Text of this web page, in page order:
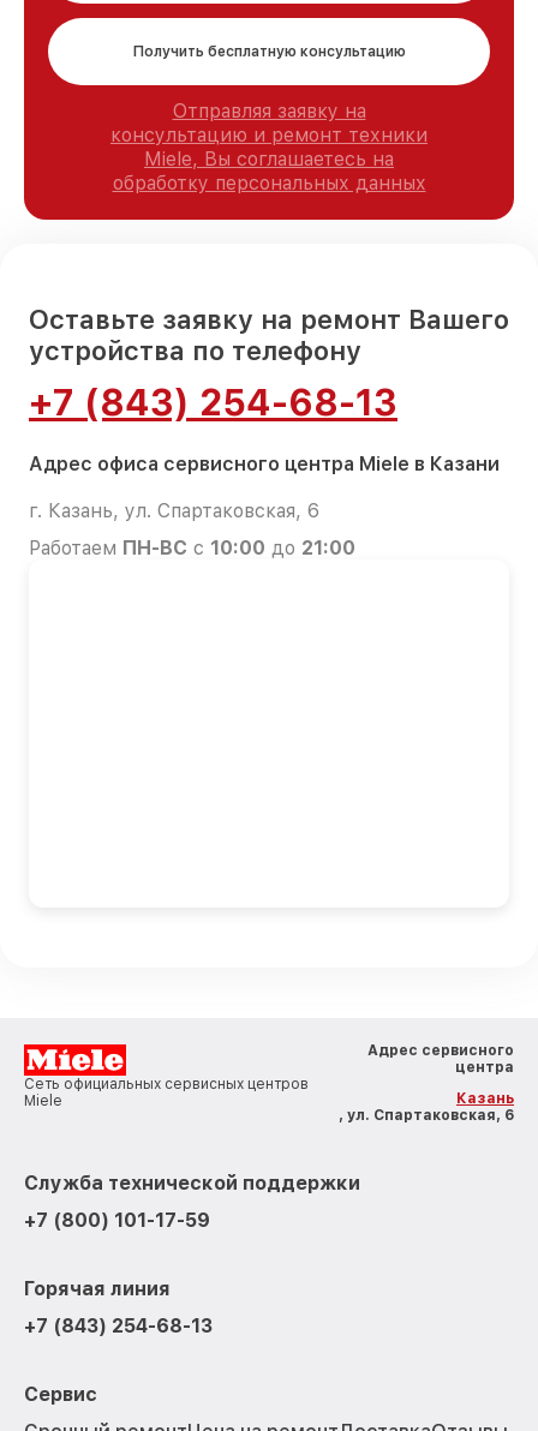
Получить бесплатную консультацию
Отправляя заявку на
консультацию и ремонт техники
Miele, Вы соглашаетесь на
обработку персональных данных
Оставьте заявку на ремонт Вашего
устройства по телефону
+7 (843) 254-68-13
Адрес офиса сервисного центра Miele в Казани
г. Казань, ул. Спартаковская, 6
Работаем ПН-ВС с 10:00 до 21:00
Сеть официальных сервисных центров
Miele
Адрес сервисного
центра
Казань
, ул. Спартаковская, 6
Служба технической поддержки
+7 (800) 101-17-59
Горячая линия
+7 (843) 254-68-13
Сервис